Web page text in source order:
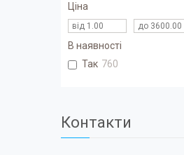
Ціна
В наявності
Так 760
Контакти